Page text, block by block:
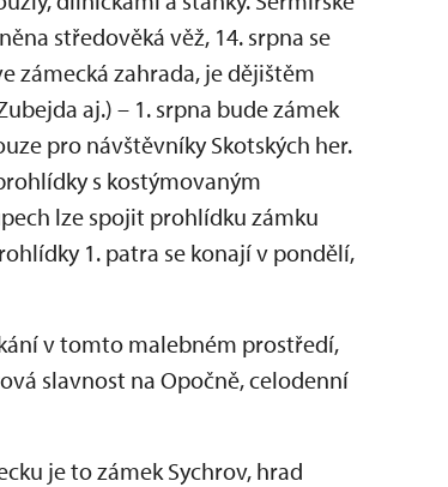
středověká věž, 14. srpna se
zámecká zahrada, je dějištěm
aj.) – 1. srpna bude zámek
pro návštěvníky Skotských her.
s kostýmovaným
lze spojit prohlídku zámku
1. patra se konají v pondělí,
v tomto malebném prostředí,
slavnost na Opočně, celodenní
je to zámek Sychrov, hrad